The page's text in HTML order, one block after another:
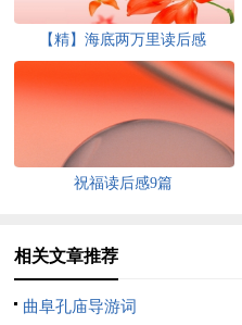
【精】海底两万里读后感
祝福读后感9篇
相关文章推荐
曲阜孔庙导游词